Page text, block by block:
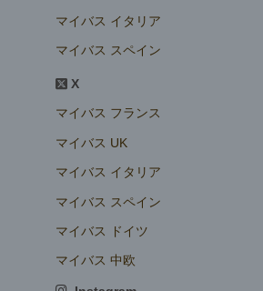
マイバス イタリア
マイバス スペイン
X
マイバス フランス
マイバス UK
マイバス イタリア
マイバス スペイン
マイバス ドイツ
マイバス 中欧